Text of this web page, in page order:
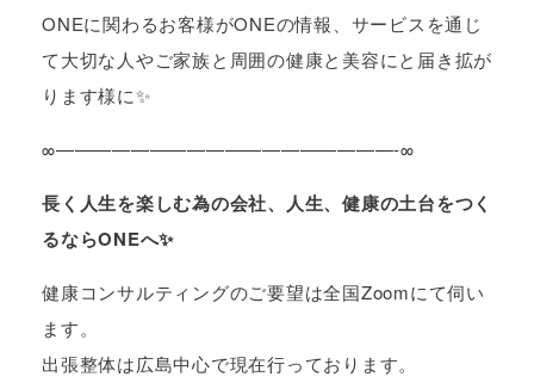
ONEに関わるお客様がONEの情報、サービスを通じ
て大切な人やご家族と周囲の健康と美容にと届き拡が
ります様に✨
∞——————————————————-∞
長く人生を楽しむ為の会社、人生、健康の土台をつく
るならONEへ✨
健康コンサルティングのご要望は全国Zoomにて伺い
ます。
出張整体は広島中心で現在行っております。